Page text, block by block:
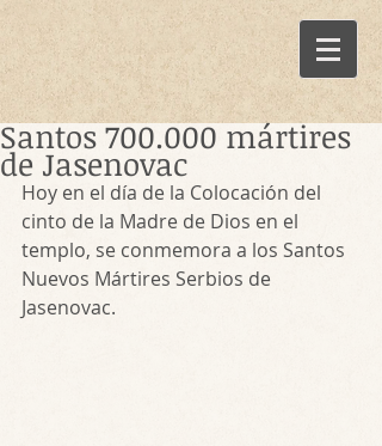
Santos 700.000 mártires
de Jasenovac
Hoy en el día de la Colocación del
cinto de la Madre de Dios en el
templo, se conmemora a los Santos
Nuevos Mártires Serbios de
Jasenovac.